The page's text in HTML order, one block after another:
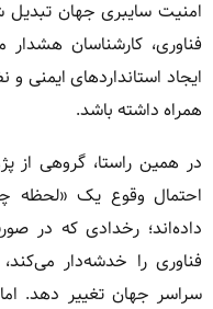
امنیت سایبری جهان
فناوری، کارشناسان
ایجاد استانداردهای ایمنی
همراه داشته باشد.
در همین راستا، گروهی از
احتمال وقوع یک «لحظه
داده‌اند؛ رخدادی که در
فناوری را خدشه‌دار
سراسر جهان تغییر دهد.